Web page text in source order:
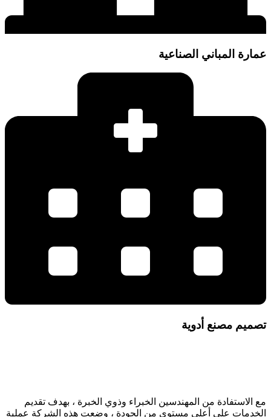
عمارة المباني الصناعية
تصميم مصنع أدوية
مع الاستفادة من المهندسين الخبراء وذوي الخبرة ، بهدف تقديم
الخدمات على أعلى مستوى من الجودة ، وضعت هذه الشركة عملية